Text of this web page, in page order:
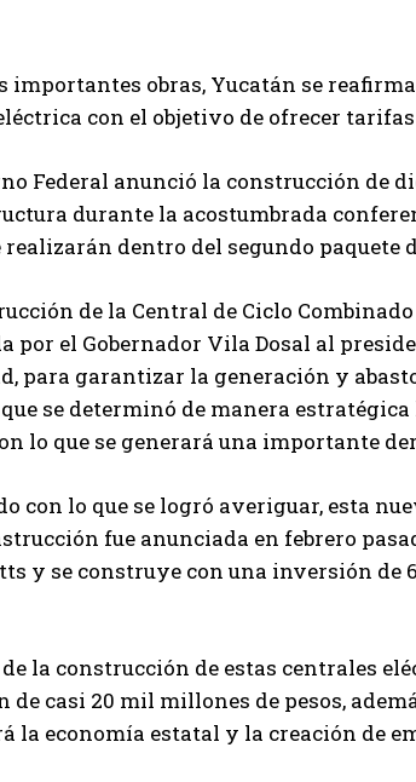
importantes obras, Yucatán se
con el objetivo de ofrecer
Federal anunció la construcción de
durante la acostumbrada
realizarán dentro del segundo
de la Central de Ciclo
por el Gobernador Vila Dosal al
para garantizar la generación y
se determinó de manera
lo que se generará una importante
con lo que se logró averiguar, esta
fue anunciada en febrero
y se construye con una inversión de
la construcción de estas centrales
de casi 20 mil millones de pesos,
la economía estatal y la creación de